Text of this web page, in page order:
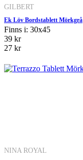
GILBERT
Ek Löv Bordstablett Mörkgrå
Finns i: 30x45
39 kr
27 kr
NINA ROYAL